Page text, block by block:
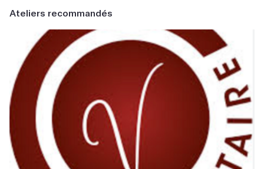
Ateliers recommandés